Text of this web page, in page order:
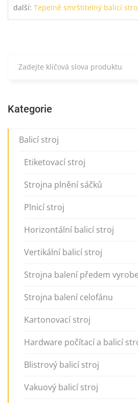
další: Tepelně smrštitelný balicí
Kategorie
Balicí stroj
Etiketovací stroj
Strojna plnění sáčků
Plnicí stroj
Horizontální balicí stroj
Vertikální balicí stroj
Strojna balení předem
Strojna balení celofánu
Kartonovací stroj
Hardware počítací a balicí
Blistrový balicí stroj
Vakuový balicí stroj